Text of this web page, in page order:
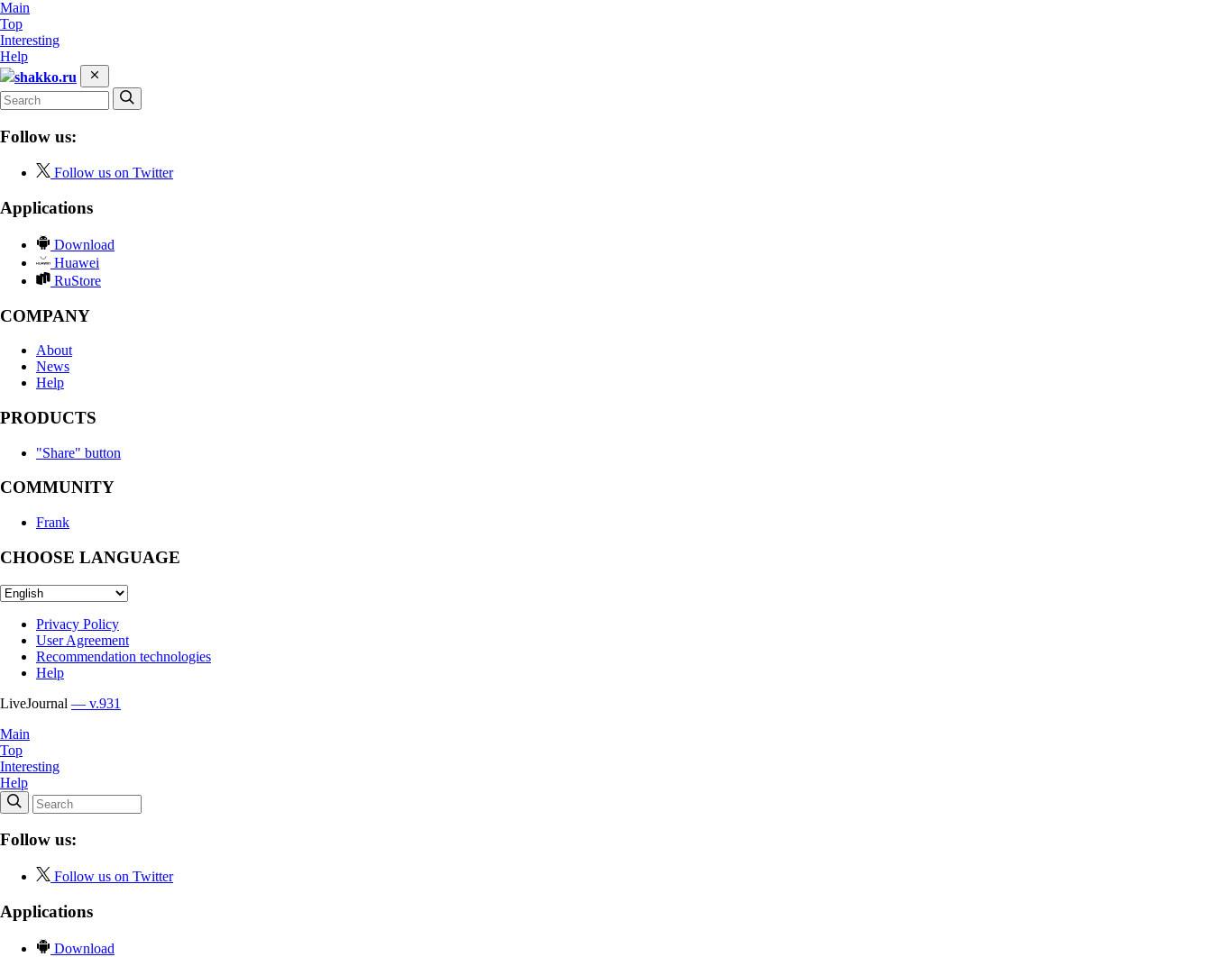
Main
Top
Interesting
Help
shakko.ru
Follow us:
Follow us on Twitter
Applications
Download
Huawei
RuStore
COMPANY
About
News
Help
PRODUCTS
"Share" button
COMMUNITY
Frank
CHOOSE LANGUAGE
Privacy Policy
User Agreement
Recommendation technologies
Help
LiveJournal — v.931
Main
Top
Interesting
Help
Follow us:
Follow us on Twitter
Applications
Download